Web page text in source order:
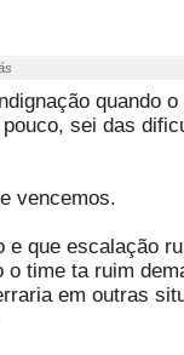
quando
sei das
vencemos.
e que escalação
o time ta ruim
em outras